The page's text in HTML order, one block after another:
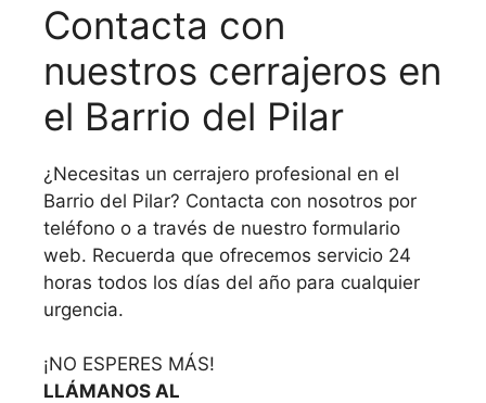
Contacta con
nuestros cerrajeros en
el Barrio del Pilar
¿Necesitas un cerrajero profesional en el
Barrio del Pilar? Contacta con nosotros por
teléfono o a través de nuestro formulario
web. Recuerda que ofrecemos servicio 24
horas todos los días del año para cualquier
urgencia.
¡NO ESPERES MÁS!
LLÁMANOS AL